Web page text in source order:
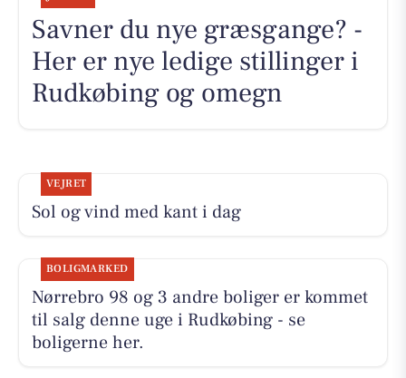
Savner du nye græsgange? -
Her er nye ledige stillinger i
Rudkøbing og omegn
VEJRET
Sol og vind med kant i dag
BOLIGMARKED
Nørrebro 98 og 3 andre boliger er kommet
til salg denne uge i Rudkøbing - se
boligerne her.